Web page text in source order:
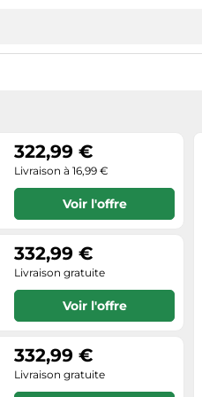
322,99 €
Livraison à 16,99 €
Voir l'offre
332,99 €
Livraison gratuite
Voir l'offre
332,99 €
Livraison gratuite